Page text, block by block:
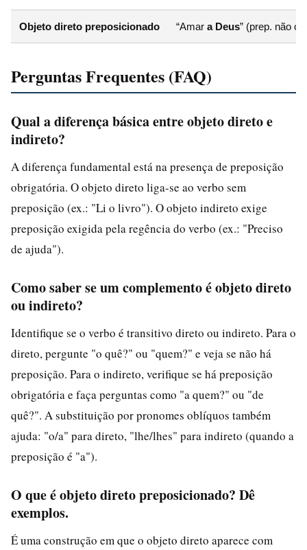
Objeto direto preposicionado “Amar a Deus” (prep. não
Perguntas Frequentes (FAQ)
Qual a diferença básica entre objeto direto e
indireto?
A diferença fundamental está na presença de preposição
obrigatória. O objeto direto liga-se ao verbo sem
preposição (ex.: "Li o livro"). O objeto indireto exige
preposição exigida pela regência do verbo (ex.: "Preciso
de ajuda").
Como saber se um complemento é objeto direto
ou indireto?
Identifique se o verbo é transitivo direto ou indireto. Para o
direto, pergunte "o quê?" ou "quem?" e veja se não há
preposição. Para o indireto, verifique se há preposição
obrigatória e faça perguntas como "a quem?" ou "de
quê?". A substituição por pronomes oblíquos também
ajuda: "o/a" para direto, "lhe/lhes" para indireto (quando a
preposição é "a").
O que é objeto direto preposicionado? Dê
exemplos.
É uma construção em que o objeto direto aparece com